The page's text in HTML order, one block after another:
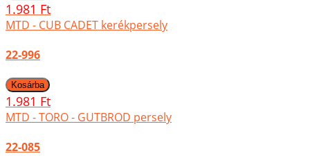
1.981 Ft
MTD - CUB CADET kerékpersely
22-996
1.981 Ft
MTD - TORO - GUTBROD persely
22-085